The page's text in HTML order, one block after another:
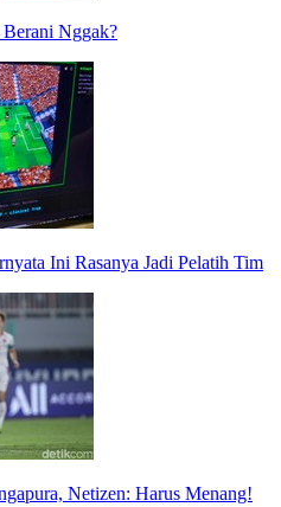
Nggak?
Ini Rasanya Jadi Pelatih Tim
Netizen: Harus Menang!